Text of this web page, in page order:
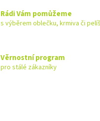
Rádi Vám pomůžeme
s výběrem oblečku, krmiva či
Věrnostní program
pro stálé zákazníky